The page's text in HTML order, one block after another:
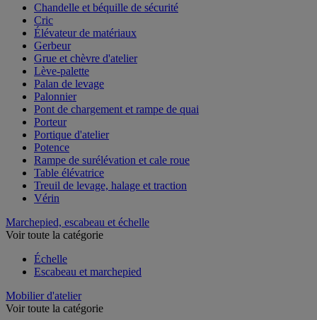
Chandelle et béquille de sécurité
Cric
Élévateur de matériaux
Gerbeur
Grue et chèvre d'atelier
Lève-palette
Palan de levage
Palonnier
Pont de chargement et rampe de quai
Porteur
Portique d'atelier
Potence
Rampe de surélévation et cale roue
Table élévatrice
Treuil de levage, halage et traction
Vérin
Marchepied, escabeau et échelle
Voir toute la catégorie
Échelle
Escabeau et marchepied
Mobilier d'atelier
Voir toute la catégorie